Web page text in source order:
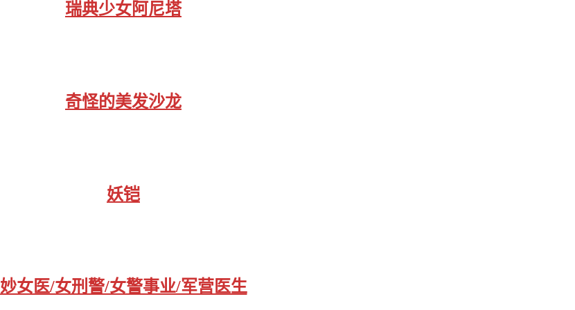
瑞典少女阿尼塔
奇怪的美发沙龙
妖铠
妙女医/女刑警/女警事业/军营医生